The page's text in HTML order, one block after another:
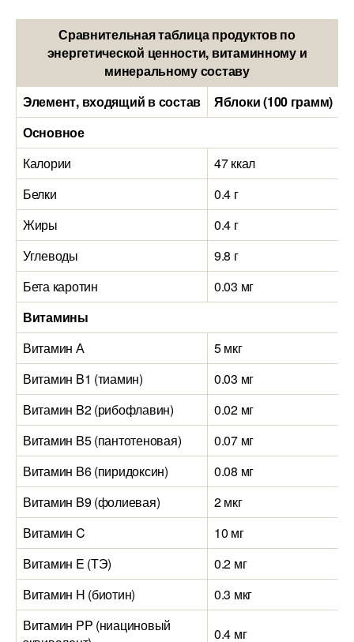
Сравнительная таблица продуктов по
энергетической ценности, витаминному и
минеральному составу
Элемент, входящий в состав
Яблоки (100 грамм)
Основное
Калории
47 ккал
Белки
0.4 г
Жиры
0.4 г
Углеводы
9.8 г
Бета каротин
0.03 мг
Витамины
Витамин А
5 мкг
Витамин B1 (тиамин)
0.03 мг
Витамин B2 (рибофлавин)
0.02 мг
Витамин B5 (пантотеновая)
0.07 мг
Витамин B6 (пиридоксин)
0.08 мг
Витамин B9 (фолиевая)
2 мкг
Витамин C
10 мг
Витамин E (ТЭ)
0.2 мг
Витамин H (биотин)
0.3 мкг
Витамин PP (ниациновый
0.4 мг